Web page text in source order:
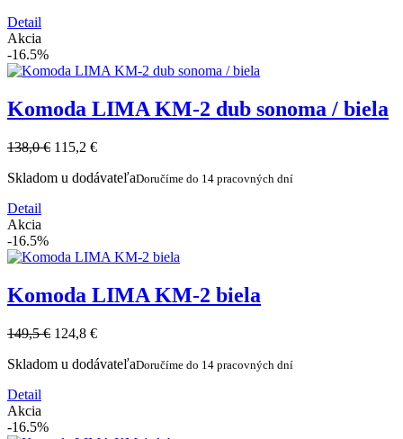
Detail
Akcia
-16.5%
Komoda LIMA KM-2 dub sonoma / biela
138,0 € 115,2 €
Skladom u dodávateľaDoručíme do 14 pracovných dní
Detail
Akcia
-16.5%
Komoda LIMA KM-2 biela
149,5 € 124,8 €
Skladom u dodávateľaDoručíme do 14 pracovných dní
Detail
Akcia
-16.5%